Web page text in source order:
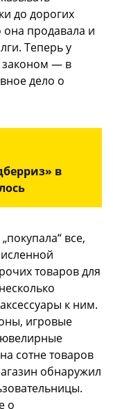
до дорогих
она продавала и
Теперь у
законом — в
дело о
в
все,
товаров для
к ним.
игровые
сотне товаров
обнаружил
о